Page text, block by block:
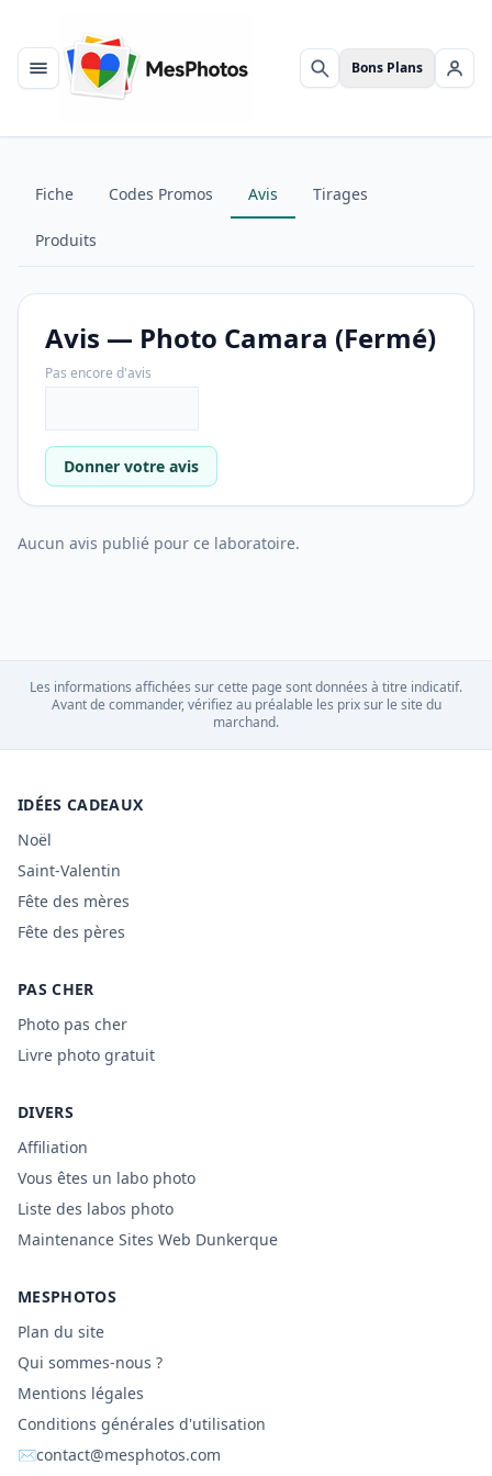
Menu Rechercher
Bons Plans Se
Fiche Codes Promos Avis Tirages
Produits
Avis — Photo Camara (Fermé)
Pas encore d'avis
Donner votre avis
Aucun avis publié pour ce laboratoire.
Les informations affichées sur cette page sont données à titre indicatif.
Avant de commander, vérifiez au préalable les prix sur le site du
marchand.
IDÉES CADEAUX
Noël
Saint-Valentin
Fête des mères
Fête des pères
PAS CHER
Photo pas cher
Livre photo gratuit
DIVERS
Affiliation
Vous êtes un labo photo
Liste des labos photo
Maintenance Sites Web Dunkerque
MESPHOTOS
Plan du site
Qui sommes-nous ?
Mentions légales
Conditions générales d'utilisation
✉contact@mesphotos.com